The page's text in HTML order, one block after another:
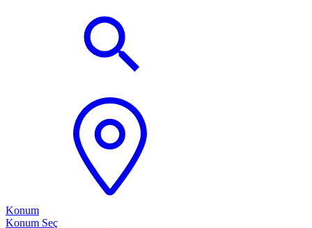
Konum
Konum Seç